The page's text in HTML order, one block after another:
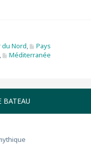
du Nord,
Pays
,
Méditerranée
BATEAU